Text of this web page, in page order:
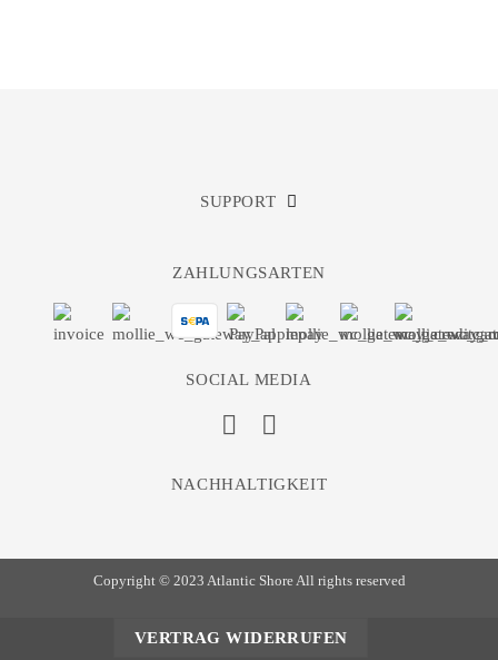
SUPPORT
ZAHLUNGSARTEN
SOCIAL MEDIA
NACHHALTIGKEIT
Copyright © 2023 Atlantic Shore All rights reserved
VERTRAG WIDERRUFEN